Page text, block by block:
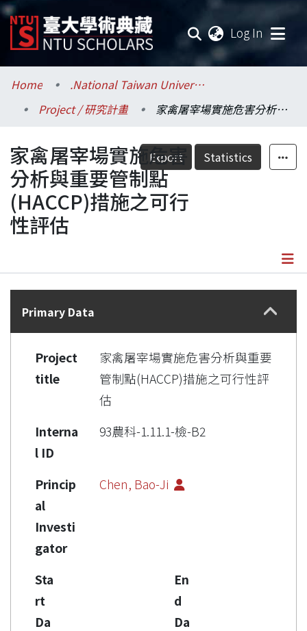
Log In
Communities & Collections
Research Outputs
Fundings & Projects
Researchers
Organizations
Home
.National Taiwan University / 國立臺灣大學
Project / 研究計畫
家禽屠宰場實施危害分析與重要管制點(HACCP)措施之可行性評估
Export Statistics
家禽屠宰場實施危害
分析與重要管制點
(HACCP)措施之可行
性評估
Details
Primary Data
Project
title
家禽屠宰場實施危害分析與重要
管制點(HACCP)措施之可行性評
估
Interna
l ID
93農科-1.11.1-檢-B2
Princip
al
Investi
gator
Chen, Bao-Ji
Sta
rt
Da
En
d
Da